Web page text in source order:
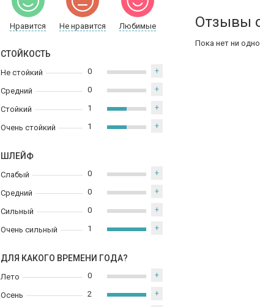
Нравится Не нравится Любимые
СТОЙКОСТЬ
Не стойкий
Средний
Стойкий
Очень стойкий
0 +
0 +
1 +
1 +
ШЛЕЙФ
Слабый
Средний
Сильный
Очень сильный
0 +
0 +
0 +
1 +
ДЛЯ КАКОГО ВРЕМЕНИ ГОДА?
Лето
Осень
0 +
2 +
Отзывы
Пока нет ни